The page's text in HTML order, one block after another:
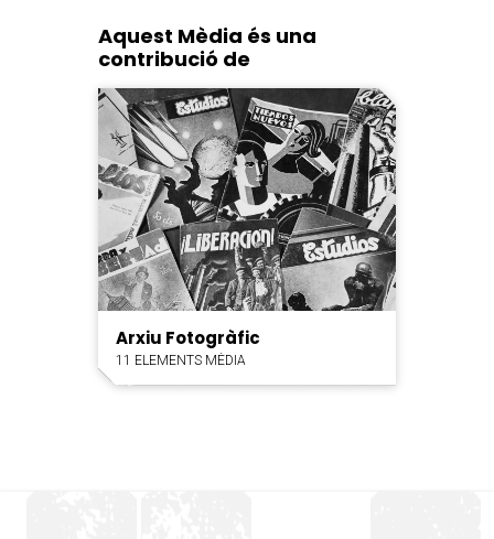
Aquest Mèdia és una
contribució de
Arxiu Fotogràfic
11 ELEMENTS MÈDIA